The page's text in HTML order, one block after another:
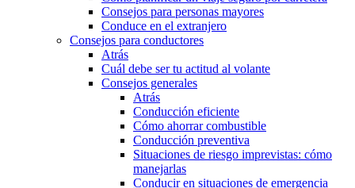
Consejos para personas mayores
Conduce en el extranjero
Consejos para conductores
Atrás
Cuál debe ser tu actitud al volante
Consejos generales
Atrás
Conducción eficiente
Cómo ahorrar combustible
Conducción preventiva
Situaciones de riesgo imprevistas: cómo
manejarlas
Conducir en situaciones de emergencia